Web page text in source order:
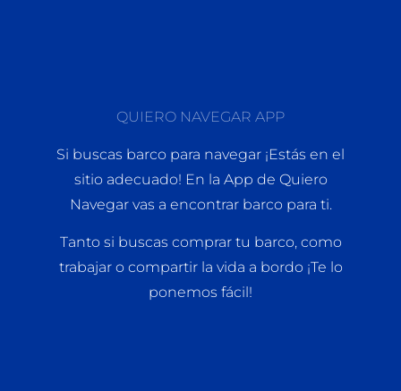
QUIERO NAVEGAR APP
Si buscas barco para navegar ¡Estás en el
sitio adecuado! En la App de Quiero
Navegar vas a encontrar barco para ti.
Tanto si buscas comprar tu barco, como
trabajar o compartir la vida a bordo ¡Te lo
ponemos fácil!